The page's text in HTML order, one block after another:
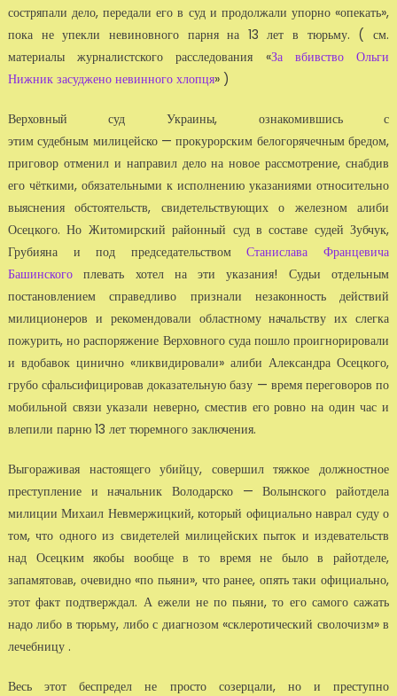
состряпали дело, передали его в суд и продолжали упорно «опекать»,
пока не упекли невиновного парня на 13 лет в тюрьму. ( см.
материалы журналистского расследования «За вбивство Ольги
Нижник засуджено невинного хлопця» )
Верховный суд Украины, ознакомившись с
этим судебным милицейско — прокурорским белогорячечным бредом,
приговор отменил и направил дело на новое рассмотрение, снабдив
его чёткими, обязательными к исполнению указаниями относительно
выяснения обстоятельств, свидетельствующих о железном алиби
Осецкого. Но Житомирский районный суд в составе судей Зубчук,
Грубияна и под председательствомСтанислава Францевича
Башинскогоплевать хотел на эти указания! Судьи отдельным
постановлением справедливо признали незаконность действий
милиционеров и рекомендовали областному начальству их слегка
пожурить, но распоряжение Верховного суда пошло проигнорировали
и вдобавок цинично «ликвидировали» алиби Александра Осецкого,
грубо сфальсифицировав доказательную базу — время переговоров по
мобильной связи указали неверно, сместив его ровно на один час и
влепили парню 13 лет тюремного заключения.
Выгораживая настоящего убийцу, совершил тяжкое должностное
преступление и начальник Володарско — Волынского райотдела
милиции Михаил Невмержицкий, который официально наврал суду о
том, что одного из свидетелей милицейских пыток и издевательств
над Осецким якобы вообще в то время не было в райотделе,
запамятовав, очевидно «по пьяни», что ранее, опять таки официально,
этот факт подтверждал. А ежели не по пьяни, то его самого сажать
надо либо в тюрьму, либо с диагнозом «склеротический сволочизм» в
лечебницу .
Весь этот беспредел не просто созерцали, но и преступно